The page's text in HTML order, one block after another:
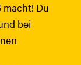
macht! Du
bei